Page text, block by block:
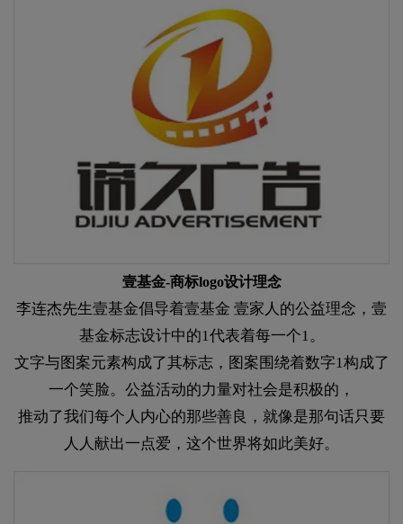
壹基金-商标logo设计理念​​​​​​​
李连杰先生壹基金倡导着壹基金 壹家人的公益理念，壹
基金标志设计中的1代表着每一个1。
文字与图案元素构成了其标志，图案围绕着数字1构成了
一个笑脸。公益活动的力量对社会是积极的，
推动了我们每个人内心的那些善良，就像是那句话只要
人人献出一点爱，这个世界将如此美好。